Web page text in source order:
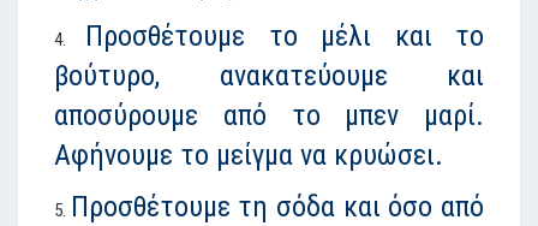
Προσθέτουμε το μέλι και το
βούτυρο, ανακατεύουμε και
αποσύρουμε από το μπεν μαρί.
Αφήνουμε το μείγμα να κρυώσει.
Προσθέτουμε τη σόδα και όσο από